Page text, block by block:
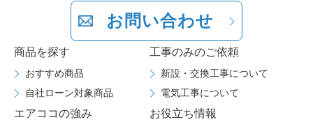
お問い合わせ
商品を探す
おすすめ商品
自社ローン対象商品
工事のみのご依頼
新設・交換工事について
電気工事について
エアココの強み
お役立ち情報